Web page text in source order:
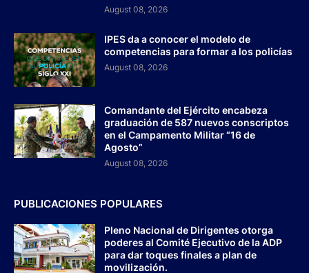
August 08, 2026
IPES da a conocer el modelo de
competencias para formar a los policías
August 08, 2026
Comandante del Ejército encabeza
graduación de 587 nuevos conscriptos
en el Campamento Militar “16 de
Agosto”
August 08, 2026
PUBLICACIONES POPULARES
Pleno Nacional de Dirigentes otorga
poderes al Comité Ejecutivo de la ADP
para dar toques finales a plan de
movilización.